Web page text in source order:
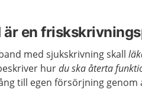
är en
med sjukskrivning skall
hurdu ska återta
till egen försörjning genom